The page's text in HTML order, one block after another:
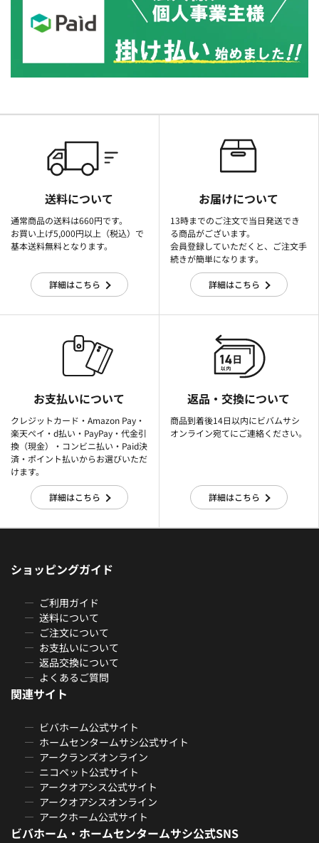
送料について
通常商品の送料は660円です。
お買い上げ5,000円以上（税込）で
基本送料無料となります。
詳細はこちら
お届けについて
13時までのご注文で当日発送でき
る商品がございます。
会員登録していただくと、ご注文手
続きが簡単になります。
詳細はこちら
お支払いについて
クレジットカード・Amazon Pay・
楽天ぺイ・d払い・PayPay・代金引
換（現金）・コンビニ払い・Paid決
済・ポイント払いからお選びいただ
けます。
詳細はこちら
返品・交換について
商品到着後14日以内にビバムサシ
オンライン宛てにご連絡ください。
詳細はこちら
ショッピングガイド
ご利用ガイド
送料について
ご注文について
お支払いについて
返品交換について
よくあるご質問
関連サイト
ビバホーム公式サイト
ホームセンタームサシ公式サイト
アークランズオンライン
ニコペット公式サイト
アークオアシス公式サイト
アークオアシスオンライン
アークホーム公式サイト
ビバホーム・ホームセンタームサシ公式SNS